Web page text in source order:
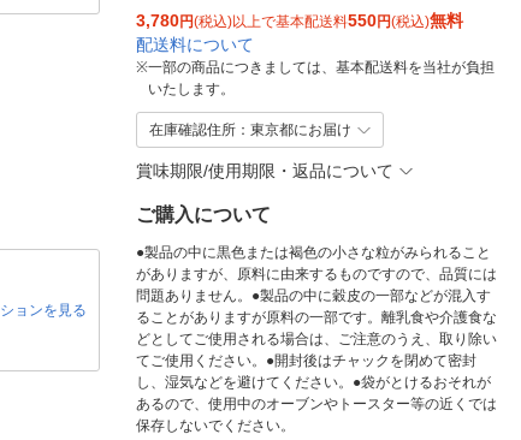
ョンを見る
3,780円(税込)以上で基本配送料550円(税込)無料
配送料について
※一部の商品につきましては、基本配送料を当社が負担
いたします。
在庫確認住所：東京都にお届け
賞味期限/使用期限・返品について
ご購入について
●製品の中に黒色または褐色の小さな粒がみられること
がありますが、原料に由来するものですので、品質には
問題ありません。●製品の中に穀皮の一部などが混入す
ることがありますが原料の一部です。離乳食や介護食な
どとしてご使用される場合は、ご注意のうえ、取り除い
てご使用ください。●開封後はチャックを閉めて密封
し、湿気などを避けてください。●袋がとけるおそれが
あるので、使用中のオーブンやトースター等の近くでは
保存しないでください。